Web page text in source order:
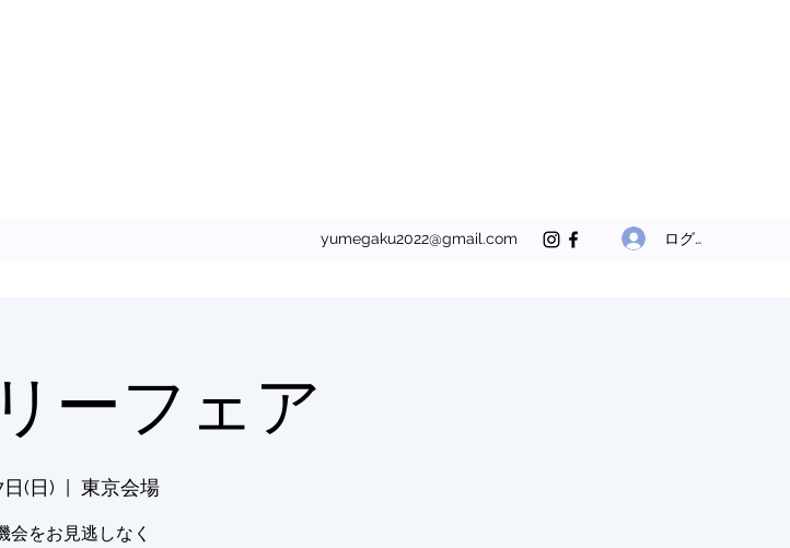
yumegaku2022@gmail.com ログイン
ーフェア
(日) 東京会場
会をお見逃しなく